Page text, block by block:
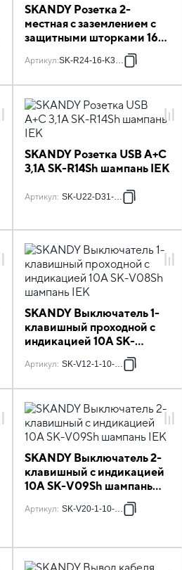
SKANDY Розетка 2-
местная с заземлением с
защитными шторками 16А
в сборе SK-R07Sh шампань
IEK
Артикул:SK-R24-16-K37-F
SKANDY Розетка USB A+C
3,1А SK-R14Sh шампань IEK
Артикул: SK-U22-D31-K37
SKANDY Выключатель 1-
клавишный проходной с
индикацией 10А SK-
V08Sh шампань IEK
Артикул: SK-V12-1-10-K37
SKANDY Выключатель 2-
клавишный с индикацией
10А SK-V09Sh шампань
Артикул: SK-V20-1-10-K37